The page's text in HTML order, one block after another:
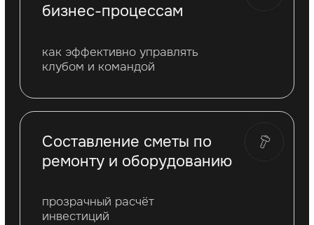
Отправляя заявку, вы соглашаетесь
© 2024 Rocky boxing club
Сертификат